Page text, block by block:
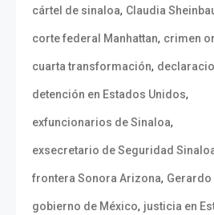
cártel de sinaloa, Claudia
corte federal Manhattan, crimen
cuarta transformación,
detención en Estados Unidos,
exfuncionarios de Sinaloa,
exsecretario de Seguridad
frontera Sonora Arizona, Gerardo
gobierno de México, justicia en